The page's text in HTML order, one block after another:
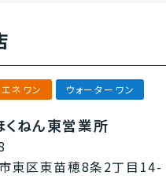
エネワン ウォーターワン
ねん東営業所
東区東苗穂8条2丁目14-